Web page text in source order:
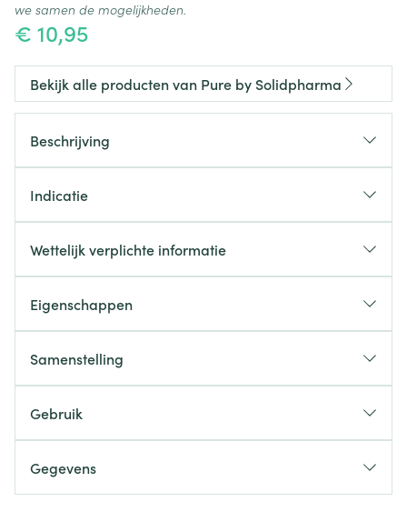
€ 10,95
we samen de mogelijkheden.
Bekijk alle producten van Pure by Solidpharma
Beschrijving
Indicatie
Wettelijk verplichte informatie
Eigenschappen
Samenstelling
Gebruik
Gegevens